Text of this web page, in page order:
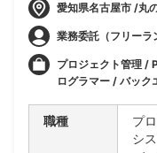
愛知県名古屋市 /丸
業務委託（フリーラ
プロジェクト管理 /
ログラマー / バック
ト管理 / PM (プロジ
ットワークエンジニ
職種
プ
シ